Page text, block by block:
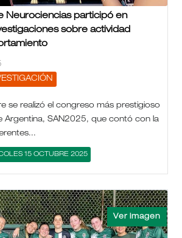
Neurociencias participó en
sobre actividad
se realizó el congreso más prestigioso
Argentina, SAN2025, que contó con la
15 OCTUBRE 2025